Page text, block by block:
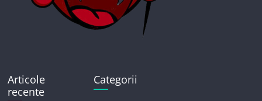
Articole
recente
Categorii